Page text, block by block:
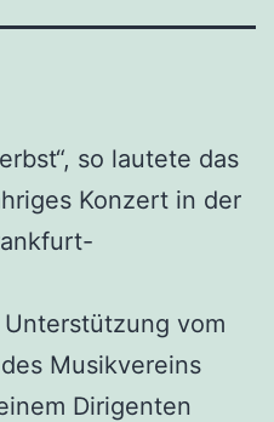
so lautete das
Konzert in der
vom
Musikvereins
Dirigenten